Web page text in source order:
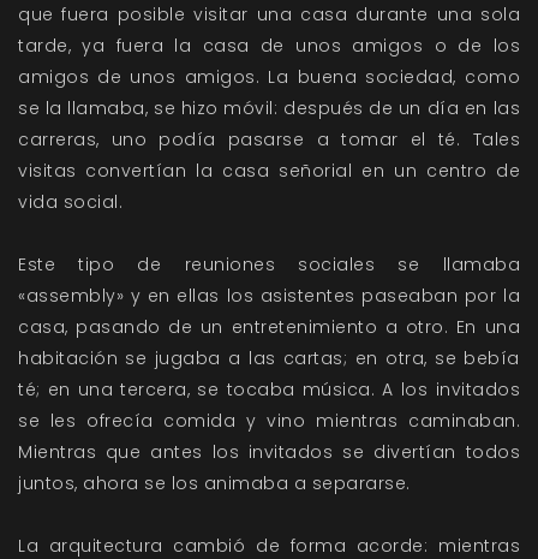
que fuera posible visitar una casa durante una sola
tarde, ya fuera la casa de unos amigos o de los
amigos de unos amigos. La buena sociedad, como
se la llamaba, se hizo móvil: después de un día en las
carreras, uno podía pasarse a tomar el té. Tales
visitas convertían la casa señorial en un centro de
vida social.
Este tipo de reuniones sociales se llamaba
«assembly» y en ellas los asistentes paseaban por la
casa, pasando de un entretenimiento a otro. En una
habitación se jugaba a las cartas; en otra, se bebía
té; en una tercera, se tocaba música. A los invitados
se les ofrecía comida y vino mientras caminaban.
Mientras que antes los invitados se divertían todos
juntos, ahora se los animaba a separarse.
La arquitectura cambió de forma acorde: mientras